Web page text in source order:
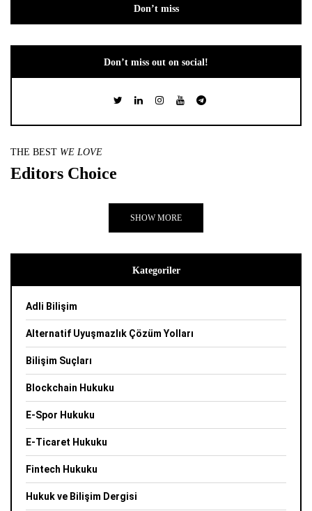
Don’t miss
Don’t miss out on social!
THE BEST WE LOVE
Editors Choice
SHOW MORE
Kategoriler
Adli Bilişim
Alternatif Uyuşmazlık Çözüm Yolları
Bilişim Suçları
Blockchain Hukuku
E-Spor Hukuku
E-Ticaret Hukuku
Fintech Hukuku
Hukuk ve Bilişim Dergisi